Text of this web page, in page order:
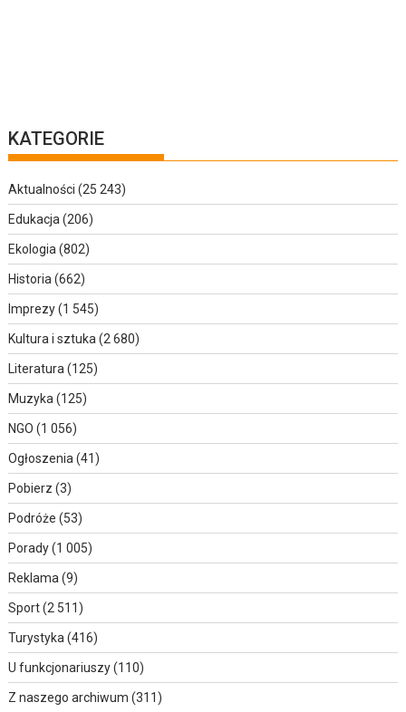
KATEGORIE
Aktualności (25 243)
Edukacja(206)
Ekologia(802)
Historia(662)
Imprezy(1 545)
Kultura i sztuka(2 680)
Literatura(125)
Muzyka(125)
NGO (1 056)
Ogłoszenia(41)
Pobierz (3)
Podróże (53)
Porady(1 005)
Reklama(9)
Sport(2 511)
Turystyka(416)
U funkcjonariuszy(110)
Z naszego archiwum (311)